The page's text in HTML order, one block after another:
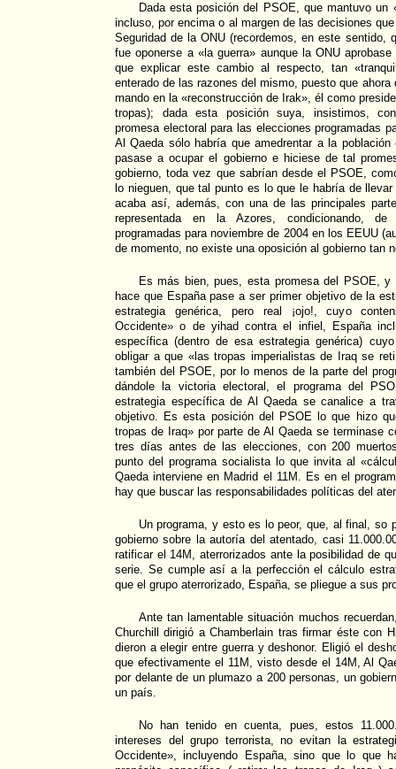
Dada esta posición del PSOE, que mantuvo un
incluso, por encima o al margen de las decisiones
Seguridad de la ONU (recordemos, en este sentido,
fue oponerse a «la guerra» aunque la ONU
que explicar este cambio al respecto, tan
enterado de las razones del mismo, puesto que
mando en la «reconstrucción de Irak», él como
tropas); dada esta posición suya, insistimos,
promesa electoral para las elecciones programadas
Al Qaeda sólo habría que amedrentar a la
pasase a ocupar el gobierno e hiciese de tal
gobierno, toda vez que sabrían desde el PSOE,
lo nieguen, que tal punto es lo que le habría de
acaba así, además, con una de las principales
representada en la Azores, condicionando, de
programadas para noviembre de 2004 en los EEUU
de momento, no existe una oposición al gobierno tan
Es más bien, pues, esta promesa del PSOE,
hace que España pase a ser primer objetivo de la
estrategia genérica, pero real ¡ojo!, cuyo
Occidente» o de yihad contra el infiel, España
específica (dentro de esa estrategia genérica)
obligar a que «las tropas imperialistas de Iraq se
también del PSOE, por lo menos de la parte del
dándole la victoria electoral, el programa del
estrategia específica de Al Qaeda se canalice a
objetivo. Es esta posición del PSOE lo que hizo
tropas de Iraq» por parte de Al Qaeda se terminase
tres días antes de las elecciones, con 200
punto del programa socialista lo que invita al
Qaeda interviene en Madrid el 11M. Es en el
hay que buscar las responsabilidades políticas del
Un programa, y esto es lo peor, que, al final, so
gobierno sobre la autoría del atentado, casi
ratificar el 14M, aterrorizados ante la posibilidad de
serie. Se cumple así a la perfección el cálculo
que el grupo aterrorizado, España, se pliegue a sus
Ante tan lamentable situación muchos
Churchill dirigió a Chamberlain tras firmar éste con
dieron a elegir entre guerra y deshonor. Eligió el
que efectivamente el 11M, visto desde el 14M, Al
por delante de un plumazo a 200 personas, un
un país.
No han tenido en cuenta, pues, estos
intereses del grupo terrorista, no evitan la
Occidente», incluyendo España, sino que lo que